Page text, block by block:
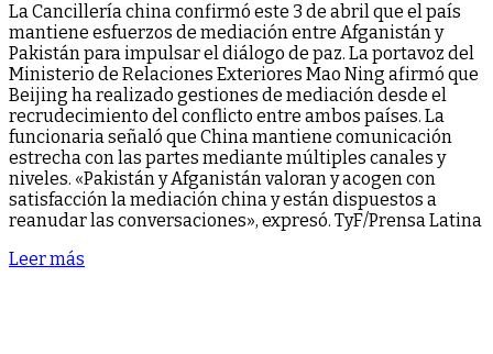
La Cancillería china confirmó este 3 de abril que el país
mantiene esfuerzos de mediación entre Afganistán y
Pakistán para impulsar el diálogo de paz. La portavoz del
Ministerio de Relaciones Exteriores Mao Ning afirmó que
Beijing ha realizado gestiones de mediación desde el
recrudecimiento del conflicto entre ambos países. La
funcionaria señaló que China mantiene comunicación
estrecha con las partes mediante múltiples canales y
niveles. «Pakistán y Afganistán valoran y acogen con
satisfacción la mediación china y están dispuestos a
reanudar las conversaciones», expresó. TyF/Prensa Latina
Leer más